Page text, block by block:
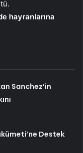
hayranlarına
Sanchez’in
Destek